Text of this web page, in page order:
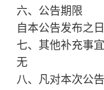
六、公告期限
自本公告发布之
七、其他补充事宜
无
八、凡对本次公